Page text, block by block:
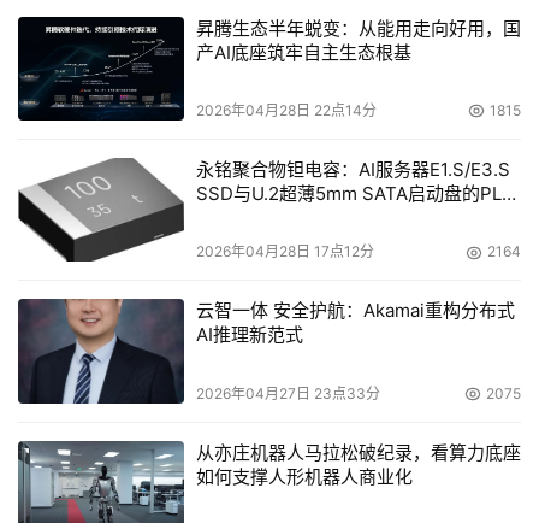
昇腾生态半年蜕变：从能用走向好用，国
产AI底座筑牢自主生态根基
2026年04月28日 22点14分 1815
永铭聚合物钽电容：AI服务器E1.S/E3.S
SSD与U.2超薄5mm SATA启动盘的PLP
2026年04月28日 17点12分 2164
云智一体 安全护航：Akamai重构分布式
AI推理新范式
2026年04月27日 23点33分 2075
从亦庄机器人马拉松破纪录，看算力底座
如何支撑人形机器人商业化